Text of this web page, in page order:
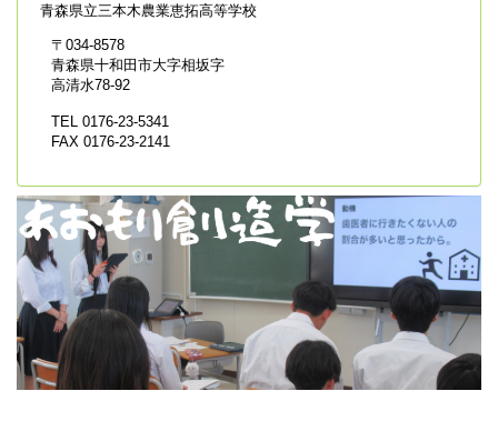
青森県立三本木農業恵拓高等学校
〒034-8578
青森県十和田市大字相坂字
高清水78-92
TEL 0176-23-5341
FAX 0176-23-2141